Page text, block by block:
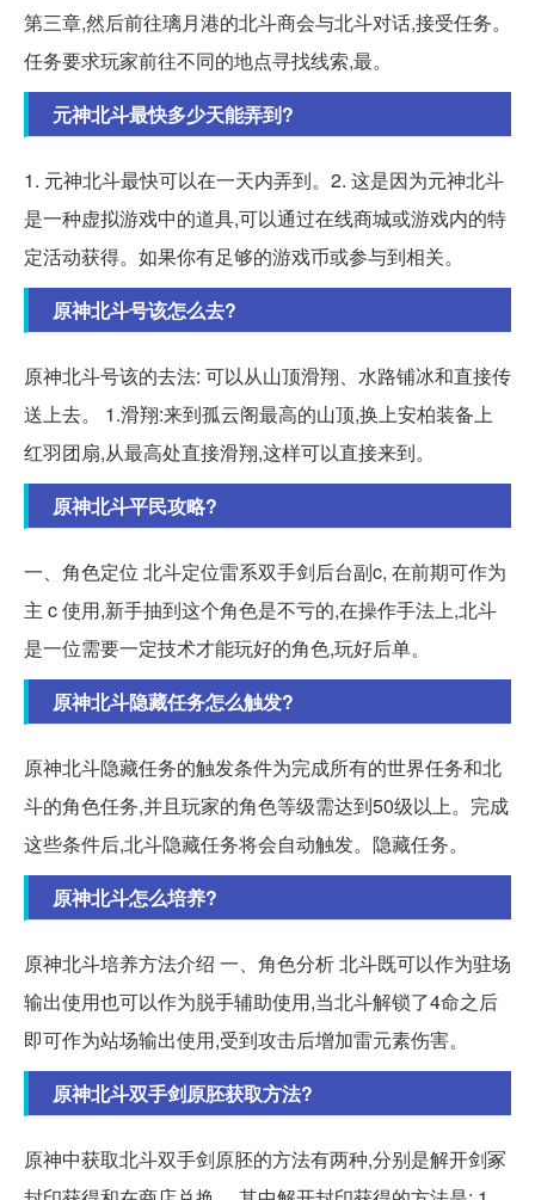
第三章,然后前往璃月港的北斗商会与北斗对话,接受任务。
任务要求玩家前往不同的地点寻找线索,最。
元神北斗最快多少天能弄到?
1. 元神北斗最快可以在一天内弄到。2. 这是因为元神北斗
是一种虚拟游戏中的道具,可以通过在线商城或游戏内的特
定活动获得。如果你有足够的游戏币或参与到相关。
原神北斗号该怎么去?
原神北斗号该的去法: 可以从山顶滑翔、水路铺冰和直接传
送上去。 1.滑翔:来到孤云阁最高的山顶,换上安柏装备上
红羽团扇,从最高处直接滑翔,这样可以直接来到。
原神北斗平民攻略?
一、角色定位 北斗定位雷系双手剑后台副c, 在前期可作为
主 c 使用,新手抽到这个角色是不亏的,在操作手法上,北斗
是一位需要一定技术才能玩好的角色,玩好后单。
原神北斗隐藏任务怎么触发?
原神北斗隐藏任务的触发条件为完成所有的世界任务和北
斗的角色任务,并且玩家的角色等级需达到50级以上。完成
这些条件后,北斗隐藏任务将会自动触发。隐藏任务。
原神北斗怎么培养?
原神北斗培养方法介绍 一、角色分析 北斗既可以作为驻场
输出使用也可以作为脱手辅助使用,当北斗解锁了4命之后
即可作为站场输出使用,受到攻击后增加雷元素伤害。
原神北斗双手剑原胚获取方法?
原神中获取北斗双手剑原胚的方法有两种,分别是解开剑冢